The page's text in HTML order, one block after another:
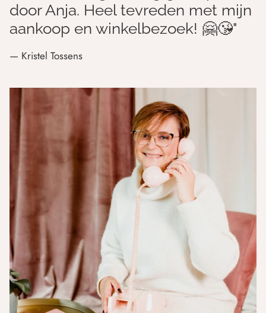
door Anja. Heel tevreden met mijn
aankoop en winkelbezoek! 🤗😘"
— Kristel Tossens